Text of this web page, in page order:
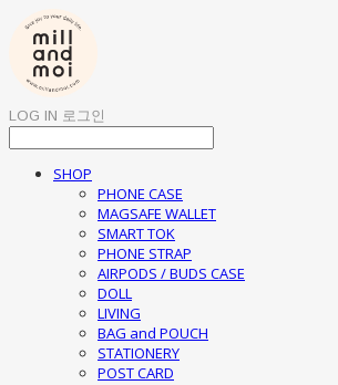
LOG IN 로그인
SHOP
PHONE CASE
MAGSAFE WALLET
SMART TOK
PHONE STRAP
AIRPODS / BUDS CASE
DOLL
LIVING
BAG and POUCH
STATIONERY
POST CARD